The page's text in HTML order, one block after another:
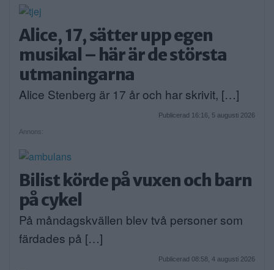
Alice, 17, sätter upp egen
musikal – här är de största
utmaningarna
Alice Stenberg är 17 år och har skrivit, […]
Publicerad 16:16, 5 augusti 2026
Annons:
Bilist körde på vuxen och barn
på cykel
På måndagskvällen blev två personer som
färdades på […]
Publicerad 08:58, 4 augusti 2026